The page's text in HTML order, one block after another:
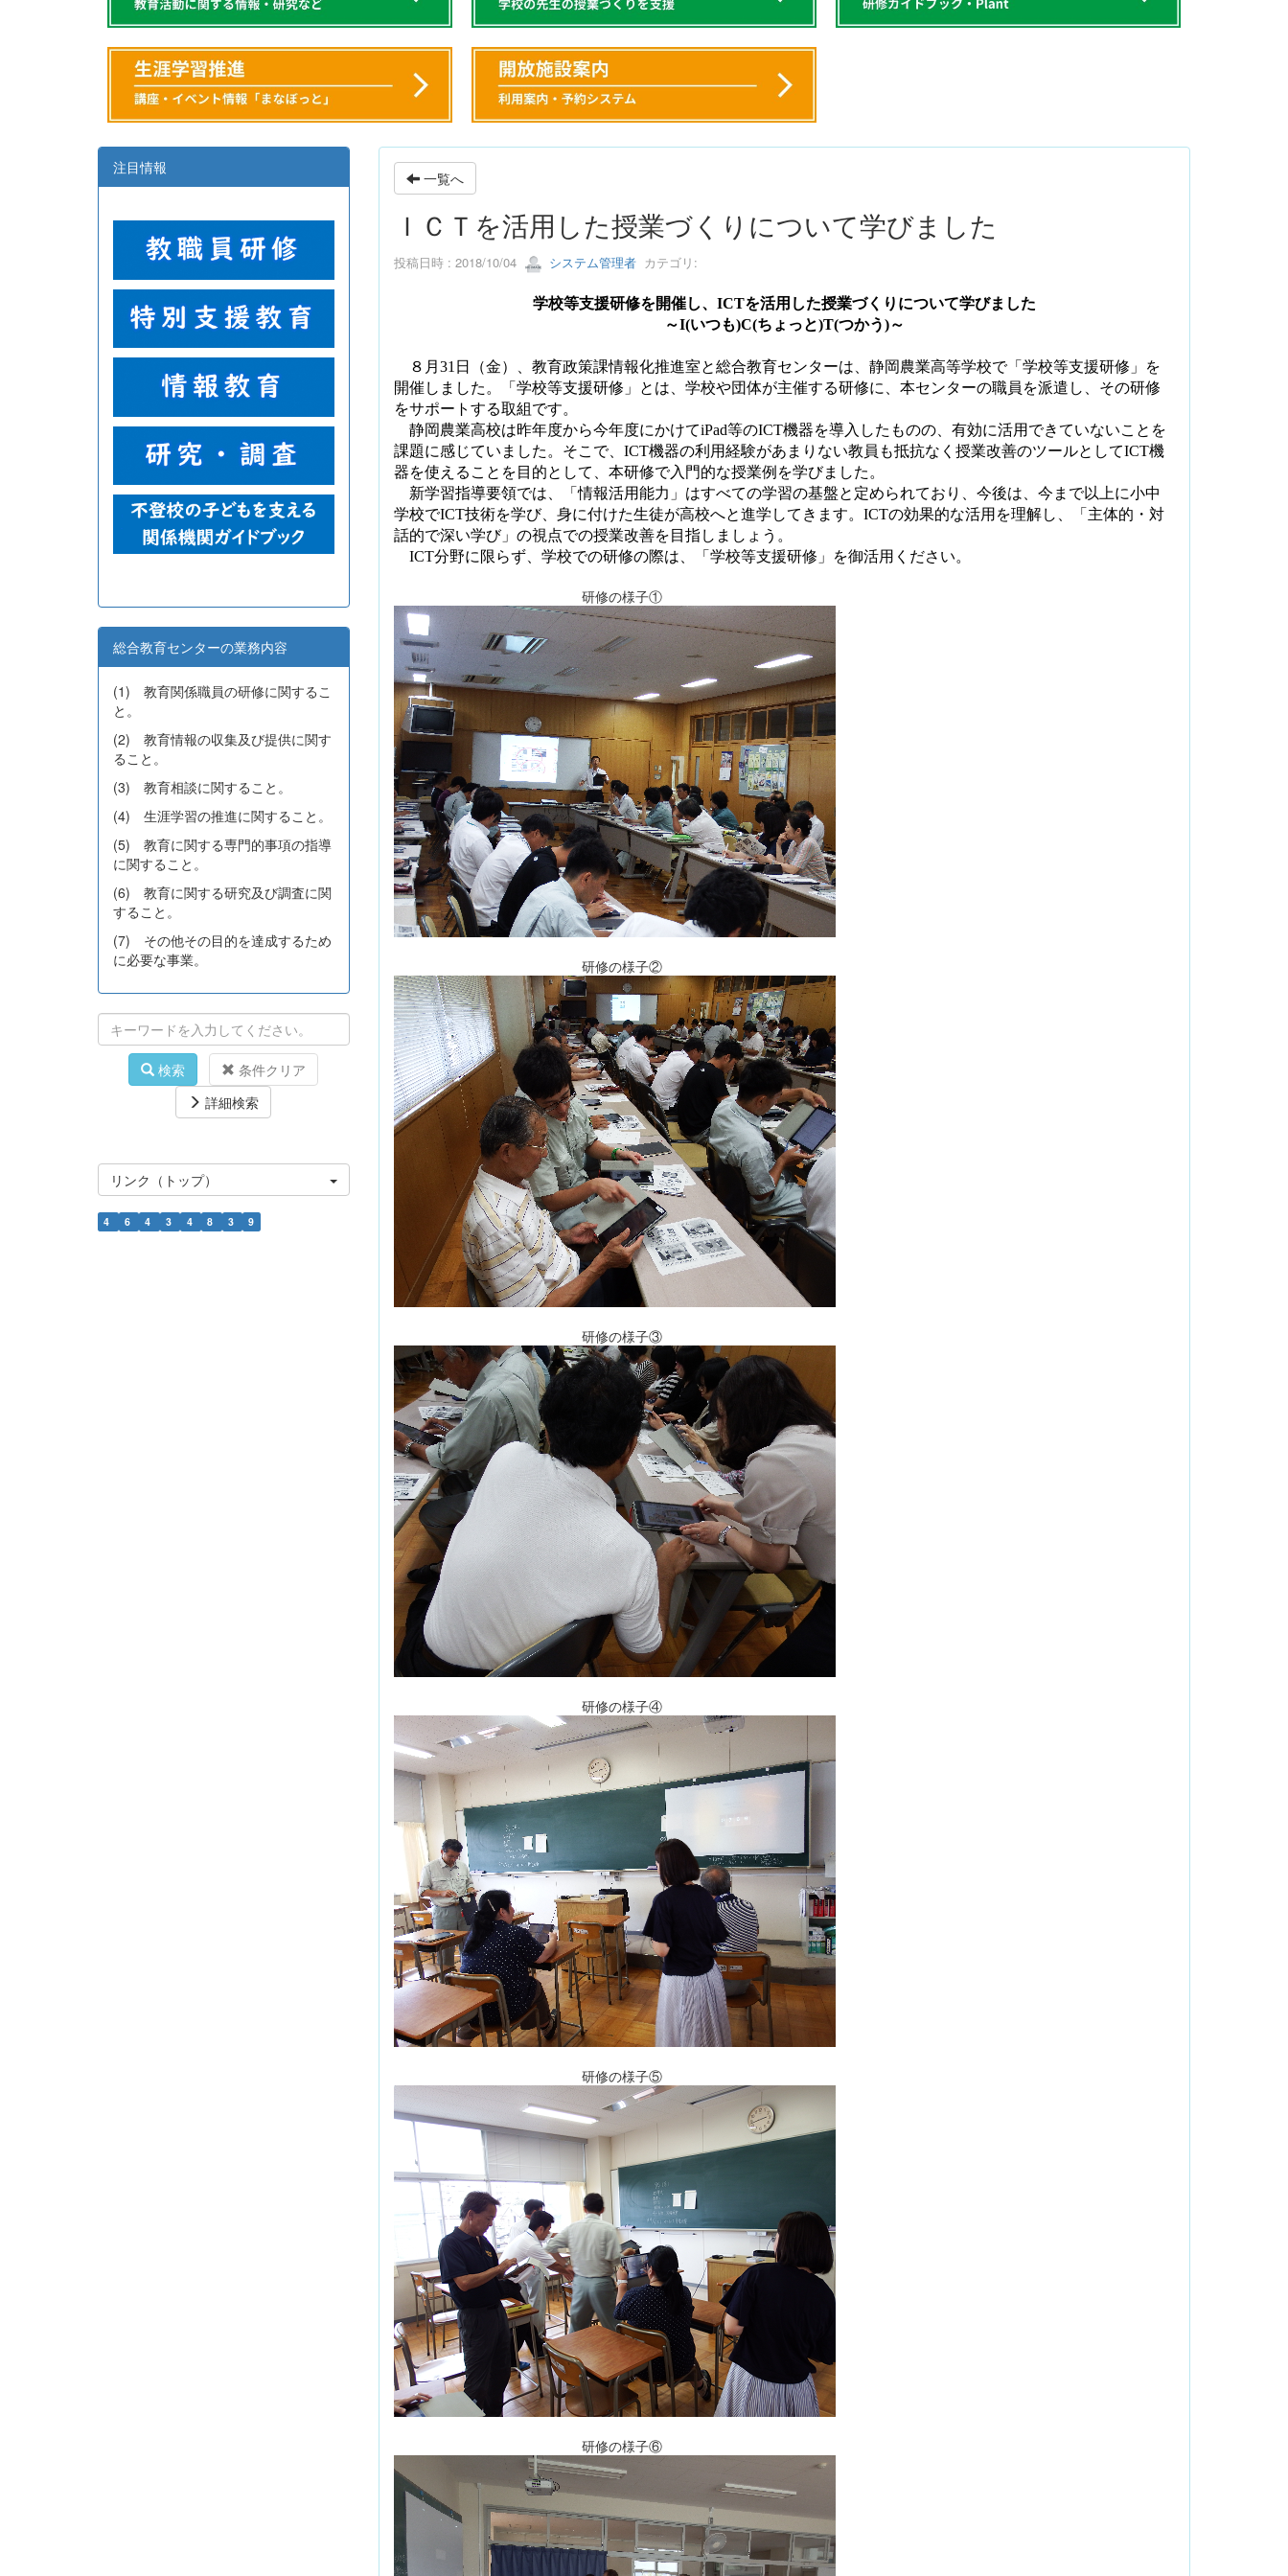
一覧へ
ＩＣＴを活用した授業づくりについて学びました
投稿日時 : 2018/10/04 システム管理者カテゴリ:
学校等支援研修を開催し、 ICTを活用した授業づくりについて学びました
～I(いつも)C(ちょっと)T(つかう)～
８月 31 日（金）、教育政策課情報化推進室と総合教育センターは、静岡農業高等学校で「学校等支援研修」を
開催しました。「学校等支援研修」とは、学校や団体が主催する研修に、本センターの職員を派遣し、その研修
をサポートする取組です。
静岡農業高校は昨年度から今年度にかけてiPad等のICT機器を導入したものの、有効に活用できていないことを
課題に感じていました。そこで、 ICT機器の利用経験があまりない教員も抵抗なく授業改善のツールとしてICT機
器を使えることを目的として、本研修で入門的な授業例を学びました。
新学習指導要領では、「情報活用能力」はすべての学習の基盤と定められており、今後は、今まで以上に小中
学校でICT技術を学び、身に付けた生徒が高校へと進学してきます。 ICTの効果的な活用を理解し、「主体的・対
話的で深い学び」の視点での授業改善を目指しましょう。
ICT分野に限らず、学校での研修の際は、「学校等支援研修」を御活用ください。
研修の様子①
研修の様子②
研修の様子③
研修の様子④
研修の様子⑤
研修の様子⑥
注目情報
総合教育センターの業務内容
(1) 教育関係職員の研修に関するこ
と。
(2) 教育情報の収集及び提供に関す
ること。
(3) 教育相談に関すること。
(4) 生涯学習の推進に関すること。
(5) 教育に関する専門的事項の指導
に関すること。
(6) 教育に関する研究及び調査に関
すること。
(7) その他その目的を達成するため
に必要な事業。
検索
条件クリア
詳細検索
リンク（トップ）
4 6 4 3 4 8 3 9